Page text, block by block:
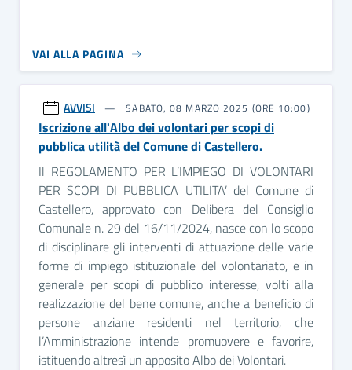
VAI ALLA PAGINA
AVVISI SABATO, 08 MARZO 2025 (ORE 10:00)
Iscrizione all'Albo dei volontari per scopi di
pubblica utilità del Comune di Castellero.
Il REGOLAMENTO PER L’IMPIEGO DI VOLONTARI
PER SCOPI DI PUBBLICA UTILITA’ del Comune di
Castellero, approvato con Delibera del Consiglio
Comunale n. 29 del 16/11/2024, nasce con lo scopo
di disciplinare gli interventi di attuazione delle varie
forme di impiego istituzionale del volontariato, e in
generale per scopi di pubblico interesse, volti alla
realizzazione del bene comune, anche a beneficio di
persone anziane residenti nel territorio, che
l’Amministrazione intende promuovere e favorire,
istituendo altresì un apposito Albo dei Volontari.